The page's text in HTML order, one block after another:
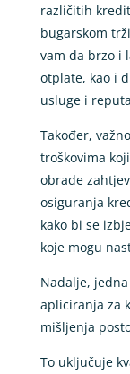
različitih
bugarskom
vam da brzo i
otplate, kao i
usluge i
Također,
troškovima
obrade
osiguranja
kako bi se
koje mogu
Nadalje,
apliciranja za
mišljenja
To uključuje